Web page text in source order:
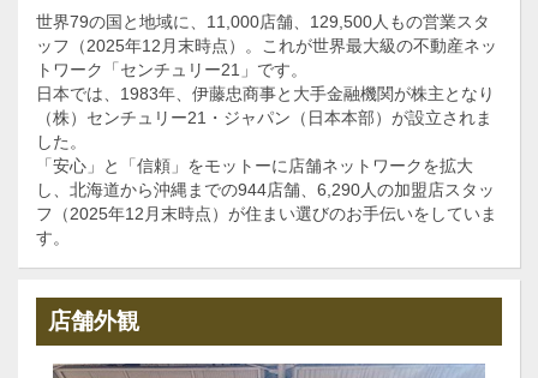
世界79の国と地域に、11,000店舗、129,500人もの営業スタ
ッフ（2025年12月末時点）。これが世界最大級の不動産ネッ
トワーク「センチュリー21」です。
日本では、1983年、伊藤忠商事と大手金融機関が株主となり
（株）センチュリー21・ジャパン（日本本部）が設立されま
した。
「安心」と「信頼」をモットーに店舗ネットワークを拡大
し、北海道から沖縄までの944店舗、6,290人の加盟店スタッ
フ（2025年12月末時点）が住まい選びのお手伝いをしていま
す。
店舗外観